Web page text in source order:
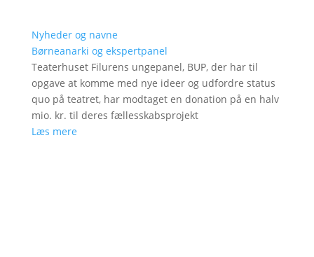
Nyheder og navne
Børneanarki og ekspertpanel
Teaterhuset Filurens ungepanel, BUP, der har til
opgave at komme med nye ideer og udfordre status
quo på teatret, har modtaget en donation på en halv
mio. kr. til deres fællesskabsprojekt
Læs mere